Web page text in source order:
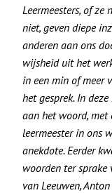
Leermeesters, of
niet, geven diepe
anderen aan ons
wijsheid uit het
in een min of meer
het gesprek. In
aan het woord, met
leermeester in ons
anekdote. Eerder
woorden ter
van Leeuwen,